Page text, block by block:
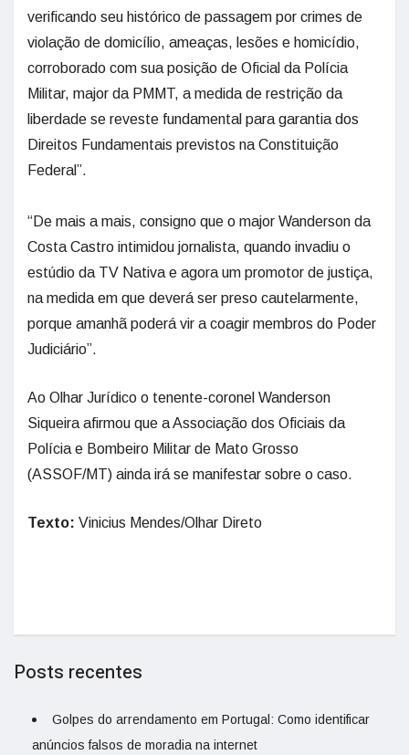
verificando seu histórico de passagem por crimes de
violação de domicílio, ameaças, lesões e homicídio,
corroborado com sua posição de Oficial da Polícia
Militar, major da PMMT, a medida de restrição da
liberdade se reveste fundamental para garantia dos
Direitos Fundamentais previstos na Constituição
Federal”.
“De mais a mais, consigno que o major Wanderson da
Costa Castro intimidou jornalista, quando invadiu o
estúdio da TV Nativa e agora um promotor de justiça,
na medida em que deverá ser preso cautelarmente,
porque amanhã poderá vir a coagir membros do Poder
Judiciário”.
Ao Olhar Jurídico o tenente-coronel Wanderson
Siqueira afirmou que a Associação dos Oficiais da
Polícia e Bombeiro Militar de Mato Grosso
(ASSOF/MT) ainda irá se manifestar sobre o caso.
Texto: Vinicius Mendes/Olhar Direto
Posts recentes
Golpes do arrendamento em Portugal: Como identificar
anúncios falsos de moradia na internet